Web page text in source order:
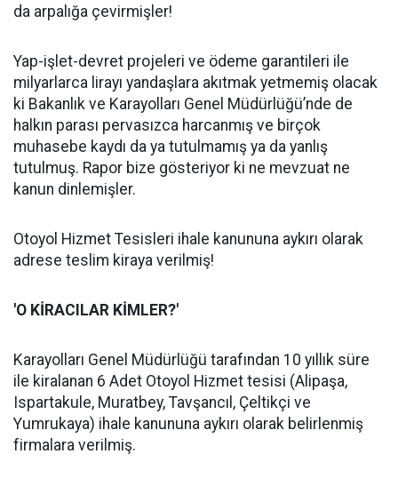
da arpalığa çevirmişler!
Yap-işlet-devret projeleri ve ödeme garantileri ile
milyarlarca lirayı yandaşlara akıtmak yetmemiş olacak
ki Bakanlık ve Karayolları Genel Müdürlüğü’nde de
halkın parası pervasızca harcanmış ve birçok
muhasebe kaydı da ya tutulmamış ya da yanlış
tutulmuş. Rapor bize gösteriyor ki ne mevzuat ne
kanun dinlemişler.
Otoyol Hizmet Tesisleri ihale kanununa aykırı olarak
adrese teslim kiraya verilmiş!
'O KİRACILAR KİMLER?'
Karayolları Genel Müdürlüğü tarafından 10 yıllık süre
ile kiralanan 6 Adet Otoyol Hizmet tesisi (Alipaşa,
Ispartakule, Muratbey, Tavşancıl, Çeltikçi ve
Yumrukaya) ihale kanununa aykırı olarak belirlenmiş
firmalara verilmiş.